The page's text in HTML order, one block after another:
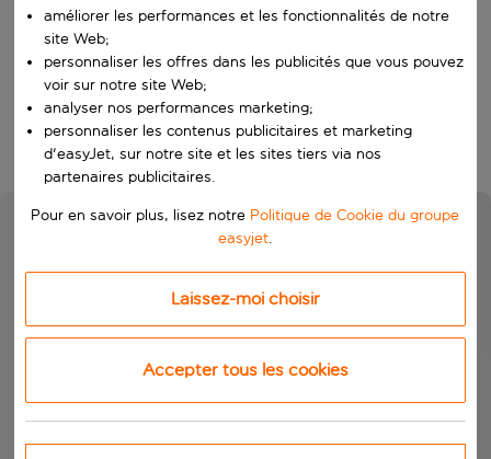
Qui
Rechercher
améliorer les performances et les fonctionnalités de notre
site Web;
personnaliser les offres dans les publicités que vous pouvez
voir sur notre site Web;
analyser nos performances marketing;
personnaliser les contenus publicitaires et marketing
d'easyJet, sur notre site et les sites tiers via nos
partenaires publicitaires.
Pour en savoir plus, lisez notre Politique de Cookie du groupe
easyjet.
Laissez-moi choisir
Accepter tous les cookies